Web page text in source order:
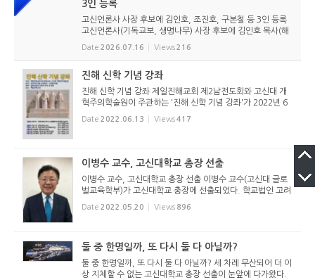
3인 등록
고신언론사 사장 후보에 김인호, 조진호, 구본철 등 3인 등록
고신언론사(기독교보, 생명나무) 사장 후보에 김인호 목사(해
오름교회), 조진호 장로(소망교회), 구본철 장로(남서울교회)
가 등록했다. 당초 김희종 목사(유호교회)도 거론되었으나 최
Date 2026.07.16 Views216
진해 신학 기념 강좌
진해 신학 기념 강좌 제일진해교회 제2남전도회와 고신대 개
혁주의학술원이 주관하는 '진해 신학 기념 강좌'가 2022년 6
월 24일(금)부터 26일(주일)까지 제일진해교회당에서 아래와
Date 2022.06.13 Views417
이병수 교수, 고신대학교 총장 선출
이병수 교수, 고신대학교 총장 선출 이병수 교수(고신대 글로
벌교육학부)가 고신대학교 총장에 선출되었다. 학교법인 고려
학원 이사회(이사장 김종철 목사)는 2022년 5월 20일(금) 제
71-3회 제9차 임시이사회를 열고 고신대학교 총장으로 이병
Date 2022.05.20 Views 896
둘 중 한명일까, 또 다시 둘 다 아닐까?
둘 중 한명일까, 또 다시 둘 다 아닐까? 세 차례 무산되어 더 이
상 지체할 수 없는 고신대학교 총장 선출이 눈앞에 다가왔다.